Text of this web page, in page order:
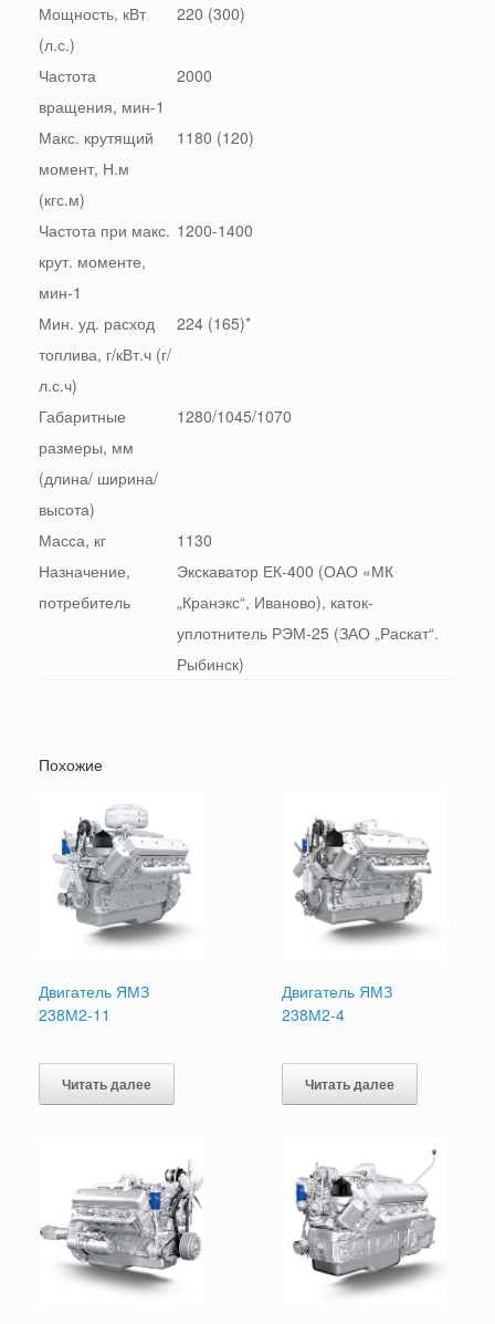
Мощность, кВт
(л.с.)
220 (300)
Частота
вращения, мин-1
2000
Макс. крутящий
момент, Н.м
(кгс.м)
1180 (120)
Частота при макс.
крут. моменте,
мин-1
1200-1400
Мин. уд. расход
топлива, г/кВт.ч (г/
л.с.ч)
224 (165)*
Габаритные
размеры, мм
(длина/ ширина/
высота)
1280/1045/1070
Масса, кг
1130
Назначение,
потребитель
Экскаватор ЕК-400 (ОАО «МК
„Кранэкс“, Иваново), каток-
уплотнитель РЭМ-25 (ЗАО „Раскат“.
Рыбинск)
Похожие
Двигатель ЯМЗ
238М2-11
Читать далее
Двигатель ЯМЗ
238М2-4
Читать далее